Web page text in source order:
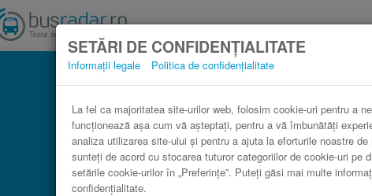
SETĂRI DE CONFIDENȚIALITATE
Informații legale Politica de confidențialitate
La fel ca majoritatea site-urilor web, folosim cookie-uri pentru a
funcționează așa cum vă așteptați, pentru a vă îmbunătăți
analiza utilizarea site-ului și pentru a ajuta la eforturile noastre de
sunteți de acord cu stocarea tuturor categoriilor de cookie-uri pe
setările cookie-urilor în „Preferințe”. Puteți găsi mai multe
confidențialitate.
Autocar Bordeaux Pau în